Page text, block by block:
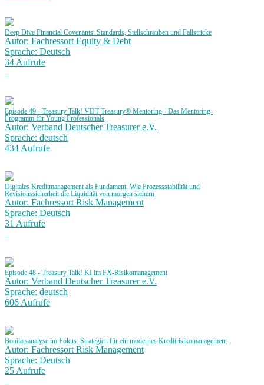
Deep Dive Financial Covenants: Standards, Stellschrauben und Fallstricke
Autor: Fachressort Equity & Debt
Sprache: Deutsch
34 Aufrufe
Episode 49 - Treasury Talk! VDT Treasury® Mentoring - Das Mentoring-
Programm für Young Professionals
Autor: Verband Deutscher Treasurer e.V.
Sprache: deutsch
434 Aufrufe
Digitales Kreditmanagement als Fundament: Wie Prozessstabilität und
Revisionssicherheit die Liquidität von morgen sichern
Autor: Fachressort Risk Management
Sprache: Deutsch
31 Aufrufe
Episode 48 - Treasury Talk! KI im FX-Risikomanagement
Autor: Verband Deutscher Treasurer e.V.
Sprache: deutsch
606 Aufrufe
Bonitätsanalyse im Fokus: Strategien für ein modernes Kreditrisikomanagement
Autor: Fachressort Risk Management
Sprache: Deutsch
25 Aufrufe